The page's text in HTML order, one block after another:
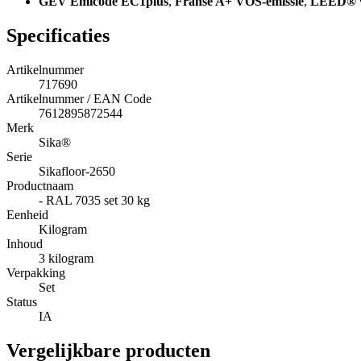
Specificaties
Artikelnummer
717690
Artikelnummer / EAN Code
7612895872544
Merk
Sika®
Serie
Sikafloor-2650
Productnaam
- RAL 7035 set 30 kg
Eenheid
Kilogram
Inhoud
3 kilogram
Verpakking
Set
Status
IA
Vergelijkbare producten